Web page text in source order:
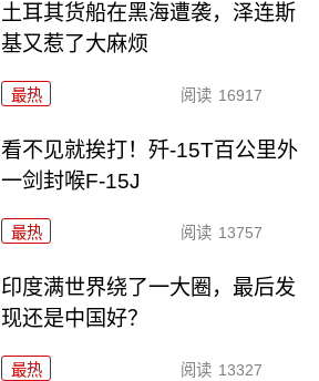
土耳其货船在黑海遭袭，泽连斯
基又惹了大麻烦
最热 阅读 16917
看不见就挨打！歼-15T百公里外
一剑封喉F-15J
最热 阅读 13757
印度满世界绕了一大圈，最后发
现还是中国好？
最热 阅读 13327